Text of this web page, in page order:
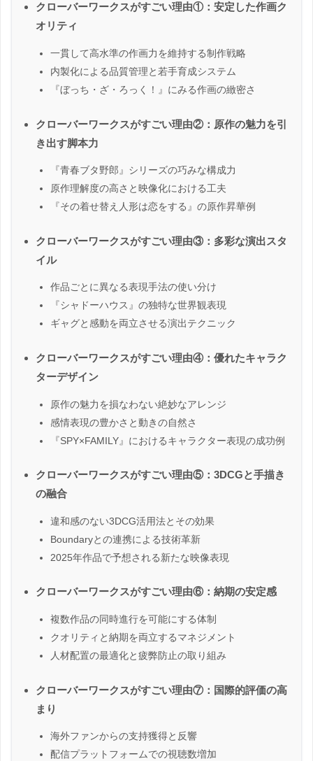
クローバーワークスがすごい理由①：安定した作画ク
オリティ
一貫して高水準の作画力を維持する制作戦略
内製化による品質管理と若手育成システム
『ぼっち・ざ・ろっく！』にみる作画の緻密さ
クローバーワークスがすごい理由②：原作の魅力を引
き出す脚本力
『青春ブタ野郎』シリーズの巧みな構成力
原作理解度の高さと映像化における工夫
『その着せ替え人形は恋をする』の原作昇華例
クローバーワークスがすごい理由③：多彩な演出スタ
イル
作品ごとに異なる表現手法の使い分け
『シャドーハウス』の独特な世界観表現
ギャグと感動を両立させる演出テクニック
クローバーワークスがすごい理由④：優れたキャラク
ターデザイン
原作の魅力を損なわない絶妙なアレンジ
感情表現の豊かさと動きの自然さ
『SPY×FAMILY』におけるキャラクター表現の成功例
クローバーワークスがすごい理由⑤：3DCGと手描き
の融合
違和感のない3DCG活用法とその効果
Boundaryとの連携による技術革新
2025年作品で予想される新たな映像表現
クローバーワークスがすごい理由⑥：納期の安定感
複数作品の同時進行を可能にする体制
クオリティと納期を両立するマネジメント
人材配置の最適化と疲弊防止の取り組み
クローバーワークスがすごい理由⑦：国際的評価の高
まり
海外ファンからの支持獲得と反響
配信プラットフォームでの視聴数増加